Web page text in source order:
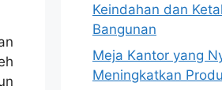
Keindahan dan
Bangunan
Meja Kantor yang
Meningkatkan